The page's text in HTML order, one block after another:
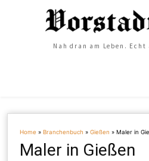
Nah dran am Leben.
Home »Branchenbuch »Gießen »Maler in
Maler in Gießen